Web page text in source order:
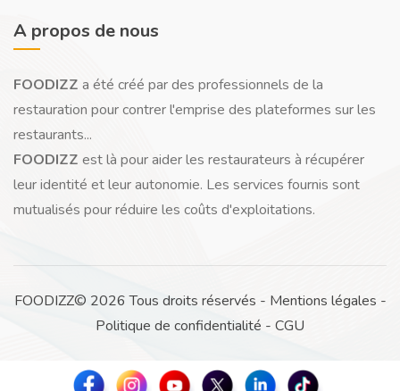
A propos de nous
FOODIZZ a été créé par des professionnels de la
restauration pour contrer l'emprise des plateformes sur les
restaurants...
FOODIZZ est là pour aider les restaurateurs à récupérer
leur identité et leur autonomie. Les services fournis sont
mutualisés pour réduire les coûts d'exploitations.
FOODIZZ© 2026 Tous droits réservés - Mentions légales -
Politique de confidentialité - CGU